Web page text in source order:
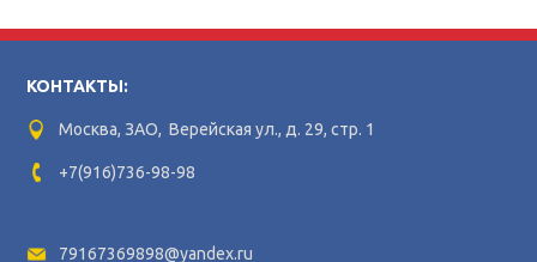
КОНТАКТЫ:
Москва, ЗАО, Верейская ул., д. 29, стр. 1
+7(916)736-98-98
79167369898@yandex.ru